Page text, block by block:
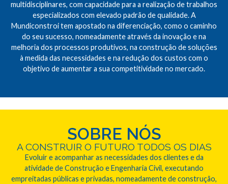
multidisciplinares, com capacidade para a realização de trabalhos
especializados com elevado padrão de qualidade. A
Mundiconstroi tem apostado na diferenciação, como o caminho
do seu sucesso, nomeadamente através da inovação e na
melhoria dos processos produtivos, na construção de soluções
à medida das necessidades e na redução dos custos com o
objetivo de aumentar a sua competitividade no mercado.
SOBRE NÓS
A CONSTRUIR O FUTURO TODOS OS DIAS
Evoluir e acompanhar as necessidades dos clientes e da
atividade de Construção e Engenharia Civil, executando
empreitadas públicas e privadas, nomeadamente de construção,